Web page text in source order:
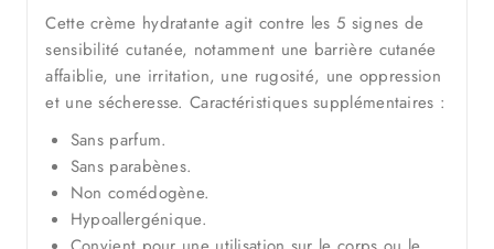
Cette crème hydratante agit contre les 5 signes de
sensibilité cutanée, notamment une barrière cutanée
affaiblie, une irritation, une rugosité, une oppression
et une sécheresse. Caractéristiques supplémentaires :
Sans parfum.
Sans parabènes.
Non comédogène.
Hypoallergénique.